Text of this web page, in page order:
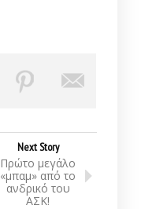
Next Story
Πρώτο μεγάλο
«μπαμ» από το
ανδρικό του
ΑΣΚ!